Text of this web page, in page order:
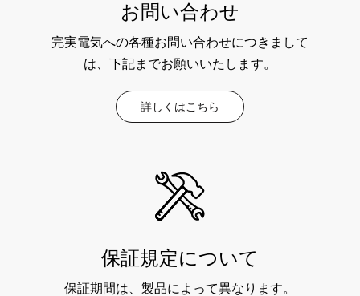
お問い合わせ
完実電気への各種お問い合わせにつきまして
は、下記までお願いいたします。
詳しくはこちら
保証規定について
保証期間は、製品によって異なります。